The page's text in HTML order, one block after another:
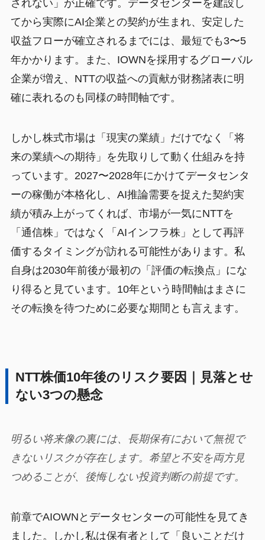
されない」が正確です。データセンターを建設し
てから実際にAI企業との契約が生まれ、安定した
収益フローが確立されるまでには、最短でも3〜5
年かかります。また、IOWNを採用するグローバル
企業が増え、NTTの収益への貢献が財務諸表に明
確に表れるのも同様の時間軸です。
しかし株式市場は「現実の業績」だけでなく「将
来の業績への期待」を先取りして動く仕組みを持
っています。2027〜2028年にかけてデータセンタ
ーの稼働が本格化し、AI推論需要を捉えた契約実
績が積み上がってくれば、市場が一気にNTTを
「通信株」ではなく「AIインフラ株」として再評
価するタイミングが訪れる可能性があります。私
自身は2030年前後が最初の「評価の転換点」にな
り得ると見ています。10年という時間軸はまさに
その転換を待つために必要な期間とも言えます。
NTT株価10年後のリスク要因｜見落とせ
ない3つの懸念
明るい将来像の裏には、長期保有において無視で
きないリスクが存在します。希望と不安を両方見
つめることが、後悔しない投資判断の前提です。
前章でAIOWNとデータセンターの可能性を見てき
ました。しかし私は保有者として「良いことだけ